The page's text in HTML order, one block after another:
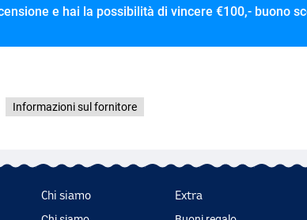
e hai la possibilità di vincere €100,- buono
Informazioni sul fornitore
Chi siamo Extra